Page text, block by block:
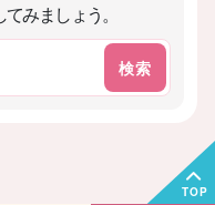
みましょう。
検索
TOP